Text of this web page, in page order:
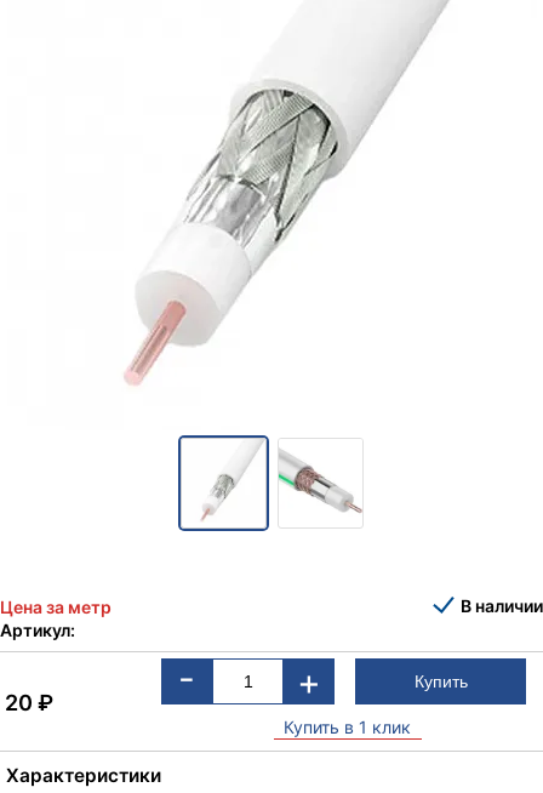
Цена за метр
В наличии
Артикул:
20₽
- +
Купить в 1 клик
Характеристики